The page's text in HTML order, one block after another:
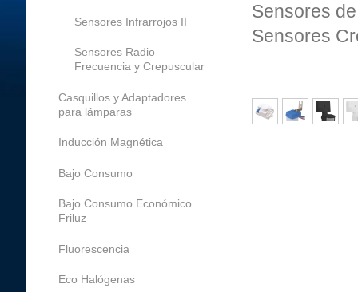
Sensores
Sensores
Sensores Infrarrojos II
Sensores Radio
Frecuencia y Crepuscular
Casquillos y Adaptadores
para lámparas
Inducción Magnética
Bajo Consumo
Bajo Consumo Económico
Friluz
Fluorescencia
Eco Halógenas